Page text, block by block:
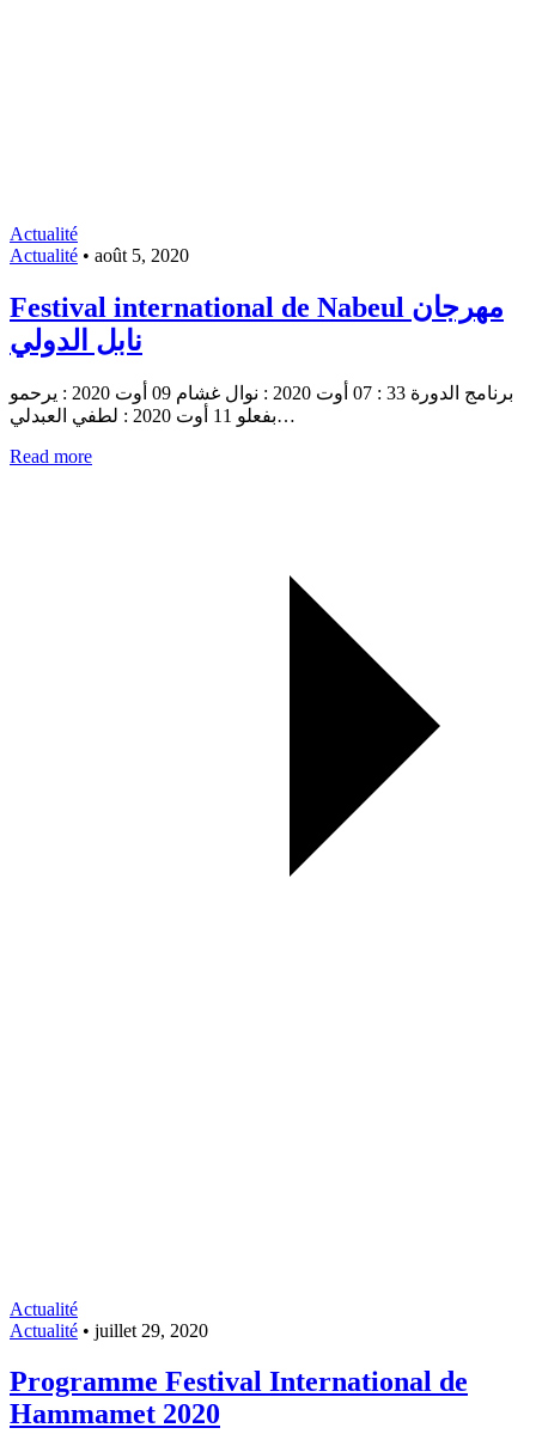
Actualité
Actualité • août 5, 2020
Festival international de Nabeul مهرجان
نابل الدولي
برنامج الدورة 33 : 07 أوت 2020 : نوال غشام 09 أوت 2020 : يرحمو
بفعلو 11 أوت 2020 : لطفي العبدلي…
Read more
Actualité
Actualité • juillet 29, 2020
Programme Festival International de
Hammamet 2020